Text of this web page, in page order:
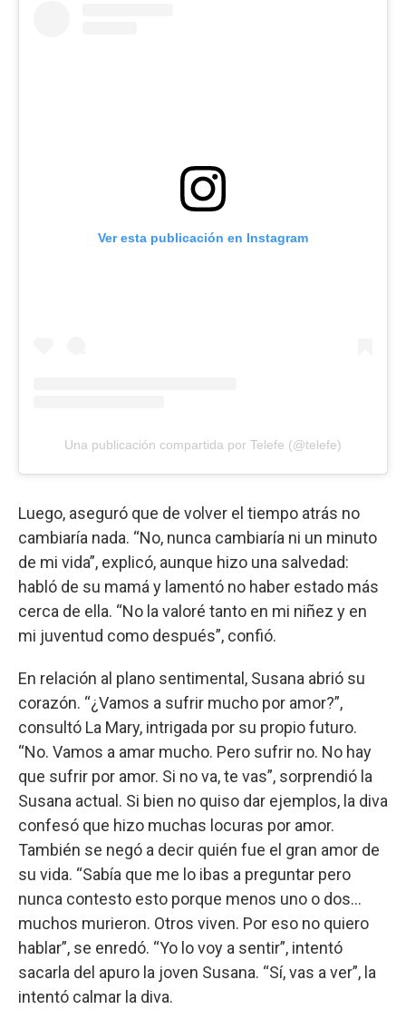
Ver esta publicación en Instagram
Una publicación compartida por Telefe (@telefe)
Luego, aseguró que de volver el tiempo atrás no
cambiaría nada. “No, nunca cambiaría ni un minuto
de mi vida”, explicó, aunque hizo una salvedad:
habló de su mamá y lamentó no haber estado más
cerca de ella. “No la valoré tanto en mi niñez y en
mi juventud como después”, confió.
En relación al plano sentimental, Susana abrió su
corazón. “¿Vamos a sufrir mucho por amor?”,
consultó La Mary, intrigada por su propio futuro.
“No. Vamos a amar mucho. Pero sufrir no. No hay
que sufrir por amor. Si no va, te vas”, sorprendió la
Susana actual. Si bien no quiso dar ejemplos, la diva
confesó que hizo muchas locuras por amor.
También se negó a decir quién fue el gran amor de
su vida. “Sabía que me lo ibas a preguntar pero
nunca contesto esto porque menos uno o dos…
muchos murieron. Otros viven. Por eso no quiero
hablar”, se enredó. “Yo lo voy a sentir”, intentó
sacarla del apuro la joven Susana. “Sí, vas a ver”, la
intentó calmar la diva.